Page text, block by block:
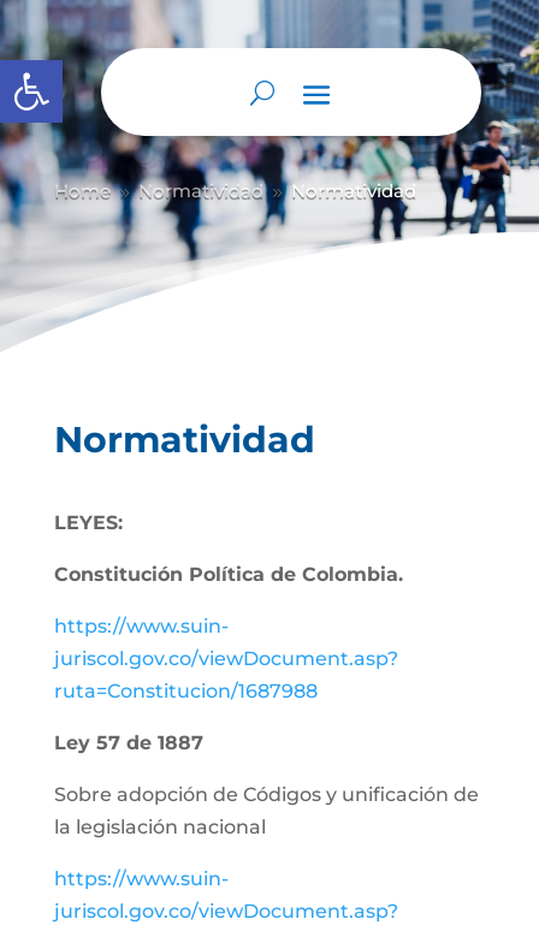
Abrir barra de herramientas
Home 9 Normatividad 9 Normatividad
Normatividad
LEYES:
Constitución Política de Colombia.
https://www.suin-
juriscol.gov.co/viewDocument.asp?
ruta=Constitucion/1687988
Ley 57 de 1887
Sobre adopción de Códigos y unificación de
la legislación nacional
https://www.suin-
juriscol.gov.co/viewDocument.asp?